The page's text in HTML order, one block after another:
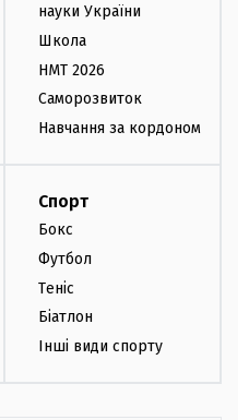
науки України
Школа
НМТ 2026
Саморозвиток
Навчання за кордоном
Спорт
Бокс
Футбол
Теніс
Біатлон
Інші види спорту